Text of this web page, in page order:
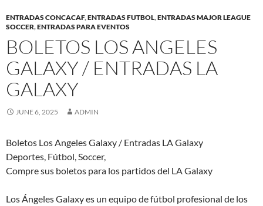
ENTRADAS CONCACAF,ENTRADAS FUTBOL,ENTRADAS MAJOR LEAGUE
SOCCER,ENTRADAS PARA EVENTOS
BOLETOS LOS ANGELES
GALAXY / ENTRADAS LA
GALAXY
JUNE 6, 2025 ADMIN
Boletos Los Angeles Galaxy / Entradas LA Galaxy
Deportes, Fútbol, Soccer,
Compre sus boletos para los partidos del LA Galaxy
Los Ángeles Galaxy es un equipo de fútbol profesional de los